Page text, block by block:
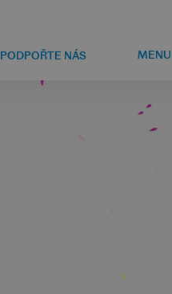
PODPOŘTE NÁS MENU